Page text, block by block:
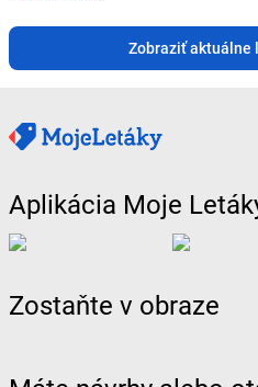
Zobraziť aktuálne
Aplikácia Moje
Zostaňte v obraze